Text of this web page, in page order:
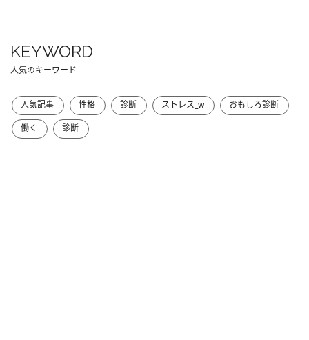
KEYWORD
人気のキーワード
人気記事 性格 診断 ストレス_w
おもしろ診断
働く
診断